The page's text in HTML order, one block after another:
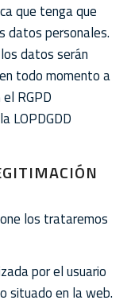
que tenga que
datos personales.
datos serán
todo momento a
RGPD
LOPDGDD
los trataremos
por el usuario
situado en la web.